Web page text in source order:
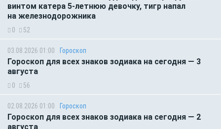
винтом катера 5-летнюю девочку, тигр напал
на железнодорожника
0 52
03.08.2026 01:00 Гороскоп
Гороскоп для всех знаков зодиака на сегодня — 3
августа
0 56
02.08.2026 01:00 Гороскоп
Гороскоп для всех знаков зодиака на сегодня — 2
августа